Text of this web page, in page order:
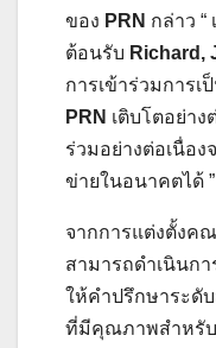
ของ PRN กล่าว “
ต้อนรับ Richard,
การเข้าร่วมการ
PRN เติบโตอย่าง
ร่วมอย่างต่อเนื่อง
ข่ายในอนาคตได้ ”
จากการแต่งตั้งค
สามารถดำเนินก
ให้คำปรึกษาระดั
ที่มีคุณภาพสำหรั